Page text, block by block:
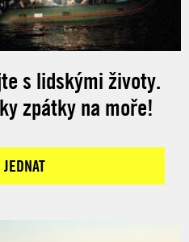
s lidskými životy.
zpátky na moře!